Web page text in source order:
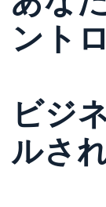
ント
ビジ
ルさ